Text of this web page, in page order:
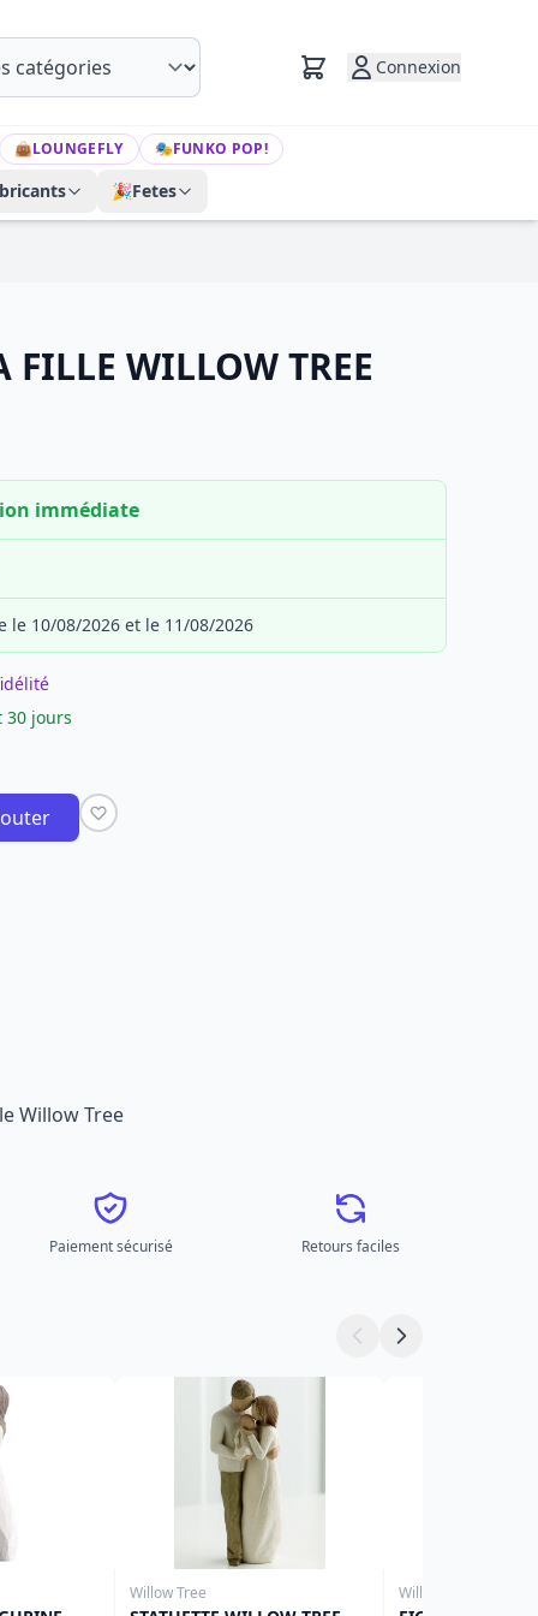
Connexion
👜LOUNGEFLY 🎭FUNKO POP!
🎉Fetes
FILLE WILLOW TREE
immédiate
le 10/08/2026 et le 11/08/2026
30 jours
Willow Tree
Paiement sécurisé Retours faciles
Willow Tree Willow Tree